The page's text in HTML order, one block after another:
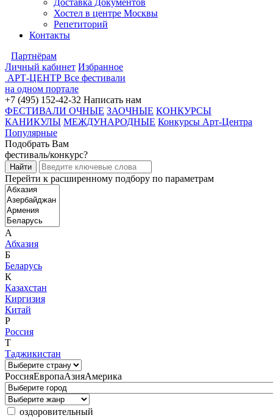
Доставка Документов
Хостел в центре Москвы
Репетиторий
Контакты
Партнёрам
Личный кабинет Избранное
АРТ-ЦЕНТР Все фестивали
на одном портале
+7 (495) 152-42-32 Написать нам
ФЕСТИВАЛИ ОЧНЫЕ ЗАОЧНЫЕ КОНКУРСЫ
КАНИКУЛЫ МЕЖДУНАРОДНЫЕ Конкурсы Арт-Центра
Популярные
Подобрать Вам
фестиваль/конкурс?
Перейти к расширенному подбору по параметрам
А
Абхазия
Б
Беларусь
К
Казахстан
Киргизия
Китай
Р
Россия
Т
Таджикистан
РоссияЕвропаАзияАмерика
оздоровительный